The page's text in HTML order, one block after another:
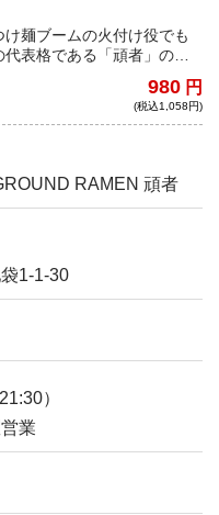
麺ブームの火付け役でも
表格である「頑者」の逸
群。芳醇な魚介の香り、マ
り、臭みのない豚骨のコ
980 円
(税込1,058円)
RAMEN 頑者
1-1-30
）
業